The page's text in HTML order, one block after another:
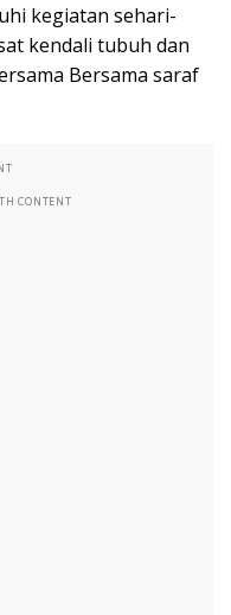
kegiatan sehari-
kendali tubuh dan
Bersama saraf
CONTENT